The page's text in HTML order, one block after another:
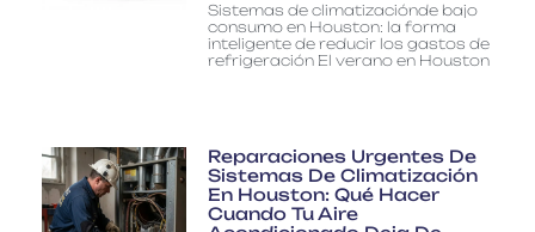
Sistemas de climatizaciónde bajo
consumo en Houston: la forma
inteligente de reducir los gastos de
refrigeración El verano en Houston
Reparaciones Urgentes De
Sistemas De Climatización
En Houston: Qué Hacer
Cuando Tu Aire